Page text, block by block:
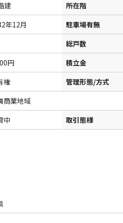
建
所在階
年12月
駐車場有無
総戸数
円
積立金
権
管理形態/方式
商業地域
中
取引態様